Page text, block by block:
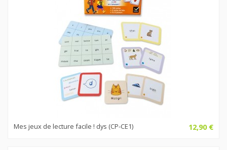
Mes jeux de lecture facile ! dys (CP-CE1) 12,90 €